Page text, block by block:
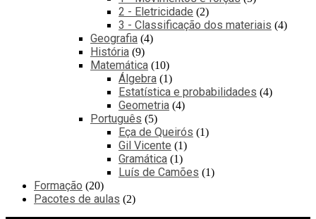
2 - Eletricidade 2
3 - Classificação dos materiais 4
Geografia 4
História 9
Matemática 10
Álgebra 1
Estatística e probabilidades 4
Geometria 4
Português 5
Eça de Queirós 1
Gil Vicente 1
Gramática 1
Luís de Camões 1
Formação 20
Pacotes de aulas 2